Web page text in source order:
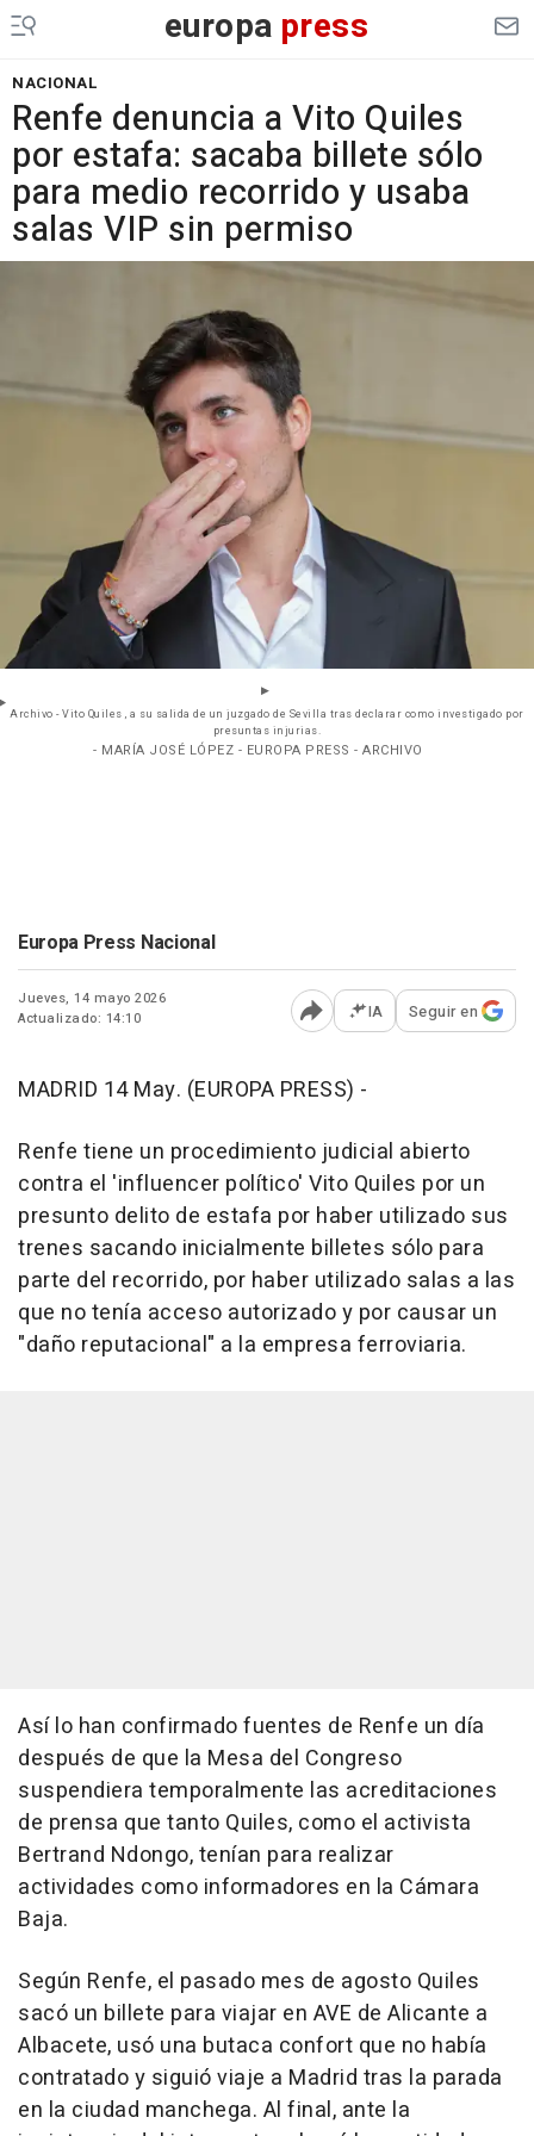
europa press
NACIONAL
Renfe denuncia a Vito Quiles
por estafa: sacaba billete sólo
para medio recorrido y usaba
salas VIP sin permiso
Archivo - Vito Quiles , a su salida de un juzgado de Sevilla tras declarar como investigado por
presuntas injurias.
- MARÍA JOSÉ LÓPEZ - EUROPA PRESS - ARCHIVO
Europa Press Nacional
Jueves, 14 mayo 2026
Actualizado: 14:10
Abrir opciones para
IA Seguir en
MADRID 14 May. (EUROPA PRESS) -
Renfe tiene un procedimiento judicial abierto
contra el 'influencer político' Vito Quiles por un
presunto delito de estafa por haber utilizado sus
trenes sacando inicialmente billetes sólo para
parte del recorrido, por haber utilizado salas a las
que no tenía acceso autorizado y por causar un
"daño reputacional" a la empresa ferroviaria.
Así lo han confirmado fuentes de Renfe un día
después de que la Mesa del Congreso
suspendiera temporalmente las acreditaciones
de prensa que tanto Quiles, como el activista
Bertrand Ndongo, tenían para realizar
actividades como informadores en la Cámara
Baja.
Según Renfe, el pasado mes de agosto Quiles
sacó un billete para viajar en AVE de Alicante a
Albacete, usó una butaca confort que no había
contratado y siguió viaje a Madrid tras la parada
en la ciudad manchega. Al final, ante la